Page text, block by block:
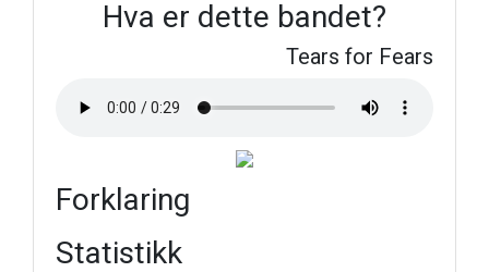
Hva er dette bandet?
Tears for Fears
Forklaring
Statistikk